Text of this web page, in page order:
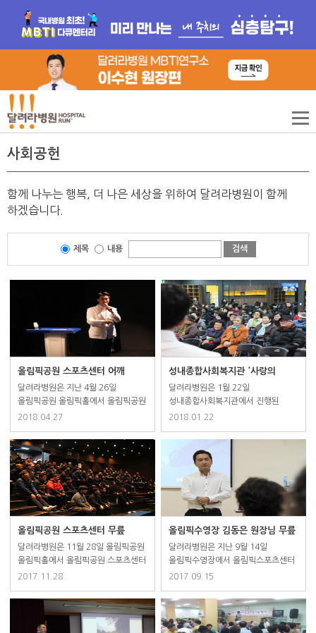
사회공헌
함께 나누는 행복, 더 나은 세상을 위하여 달려라병원이 함께
하겠습니다.
제목 내용 검색
올림픽공원 스포츠센터 어깨
건강강의 진행
달려라병원은 지난 4월 26일
올림픽공원 올림픽홀에서 올림픽공원
스포츠센터 직원 대상으로 어깨
달려라병원 선지호 원장님께서
국민건강에 힘쓰는 올림픽공원
스포츠센터 직원들의 어깨
건강관리에 도움을 주기 위해
마련했습니다.
2018.04.27
성내종합사회복지관 '사랑의
나눔마켓' 후원 및 건강강좌
달려라병원은 1월 22일
성내종합사회복지관에서 진행된
'사랑의 나눔마켓'을 후원하였습니다.
해소하고, 지역주민과 한층 더
가까워져 함께 행복할 수 있는
지역사회 구연이 가능하도록
성내종합사회복지관에 도움을 주기
위해 후원하였습니다. 아울러
달려라병원 무릎관절 전문의 김동은
치료방법 및 관리법에 대해서 병원을
찾기 힘든 어르신들에게 건강강좌를
진행하였습니다.
2018.01.22
올림픽공원 스포츠센터 무릎
건강강의 진행
달려라병원은 11월 28일 올림픽공원
올림픽홀에서 올림픽공원 스포츠센터
직원 대상으로 무릎 건강강의를
김동은 원장님께서 국민건강에
힘쓰는 올림픽공원 스포츠센터
직원들의 무릎 건강관리에 도움을
2017.11.28
올림픽수영장 김동은 원장님 무릎
건강강좌 진행
달려라병원은 지난 9월 14일
올림픽수영장에서 올림픽스포츠센터
회원 대상으로 무릎 건강강좌를
무릎 건강관리에 도움을 주기 위해
마련했습니다. 평소 궁금하던 무릎
건강에 다양한 질문을 하는 등 많은
2017.09.15